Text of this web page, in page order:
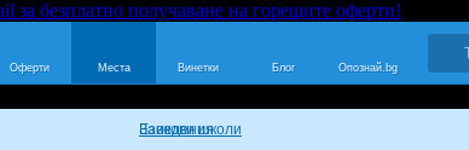
за безплатно получаване на горещите оферти!
Оферти Места Винетки Блог Опознай.bg
Заведения
Езикови школи